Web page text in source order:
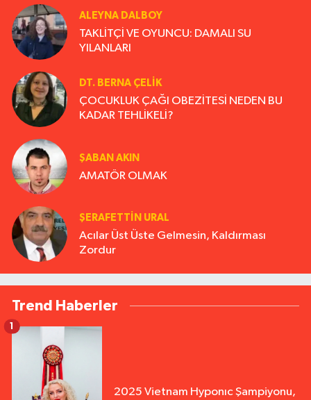
ALEYNA DALBOY
TAKLİTÇİ VE OYUNCU: DAMALI SU
YILANLARI
DT. BERNA ÇELIK
ÇOCUKLUK ÇAĞI OBEZİTESİ NEDEN BU
KADAR TEHLİKELİ?
ŞABAN AKIN
AMATÖR OLMAK
ŞERAFETTIN URAL
Acılar Üst Üste Gelmesin, Kaldırması
Zordur
Trend Haberler
2025 Vietnam Hyponıc Şampiyonu,
1